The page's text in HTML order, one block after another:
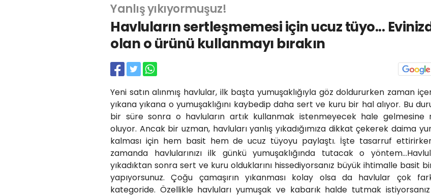
Yanlış yıkıyormuşuz!
Havluların sertleşmemesi için ucuz tüyo...
olan o ürünü kullanmayı bırakın
Yeni satın alınmış havlular, ilk başta yumuşaklığıyla göz doldururken zaman
yıkana yıkana o yumuşaklığını kaybedip daha sert ve kuru bir hal alıyor. Bu
bir süre sonra o havluların artık kullanmak istenmeyecek hale gelmesine
oluyor. Ancak bir uzman, havluları yanlış yıkadığımıza dikkat çekerek daima
kalması için hem basit hem de ucuz tüyoyu paylaştı. İşte tasarruf
zamanda havlularınızı ilk günkü yumuşaklığında tutacak o
yıkadıktan sonra sert ve kuru olduklarını hissediyorsanız büyük ihtimalle basit
yapıyorsunuz. Çoğu çamaşırın yıkanması kolay olsa da havlular çok
kategoride. Özellikle havluları yumuşak ve kabarık halde tutmak